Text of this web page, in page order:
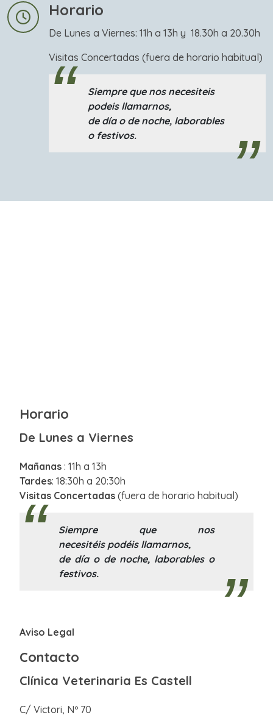
Horario
De Lunes a Viernes: 11h a 13h y 18.30h a 20.30h
Visitas Concertadas (fuera de horario habitual)
Siempre que nos necesiteis
podeis llamarnos,
de día o de noche, laborables
o festivos.
Horario
De Lunes a Viernes
Mañanas : 11h a 13h
Tardes: 18:30h a 20:30h
Visitas Concertadas (fuera de horario habitual)
Siempre que nos
necesitéis podéis llamarnos,
de día o de noche, laborables o
festivos.
Aviso Legal
Contacto
Clínica Veterinaria Es Castell
C/ Victori, Nº 70